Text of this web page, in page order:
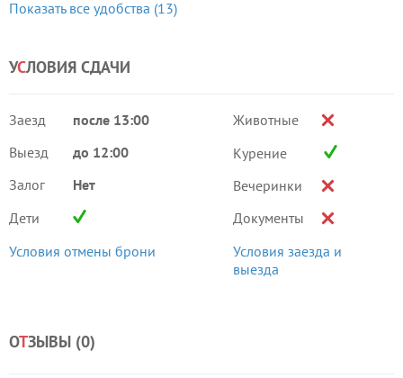
Показать все удобства (13)
УСЛОВИЯ СДАЧИ
Заезд
после 13:00
Выезд
до 12:00
Залог
Нет
Дети
Условия отмены брони
Животные
Курение
Вечеринки
Документы
Условия заезда и
выезда
ОТЗЫВЫ (0)